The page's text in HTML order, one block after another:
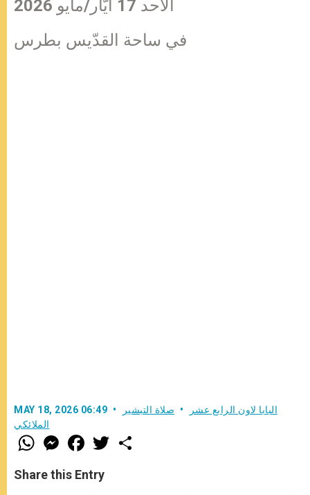
الأحد 17 أيّار/مايو 2026
في ساحة القدّيس بطرس
MAY 18, 2026 06:49 البابا لاون الرابع عشر
صلاة التبشير
الملائكي
W
h
t
s
M
e
s
e
F
a
e
b
w
Share this Entry